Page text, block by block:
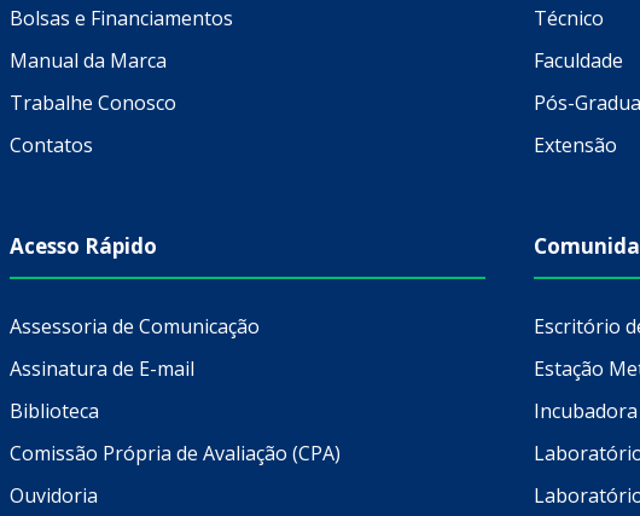
Bolsas e Financiamentos
Manual da Marca
Trabalhe Conosco
Contatos
Acesso Rápido
Assessoria de Comunicação
Assinatura de E-mail
Biblioteca
Comissão Própria de Avaliação (CPA)
Ouvidoria
Técnico
Faculdade
Pós-
Extensão
Escritório
Estação